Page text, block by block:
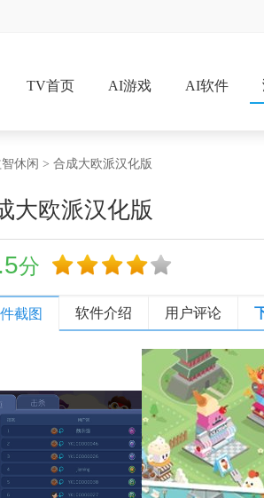
TV首页 AI游戏 AI软件
休闲 > 合成大欧派汉化版
大欧派汉化版
分
截图 软件介绍 用户评论